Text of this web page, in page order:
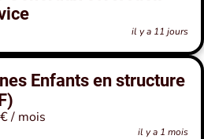
il y a 11 jours
Enfants en structure
/ mois
il y a 1 mois